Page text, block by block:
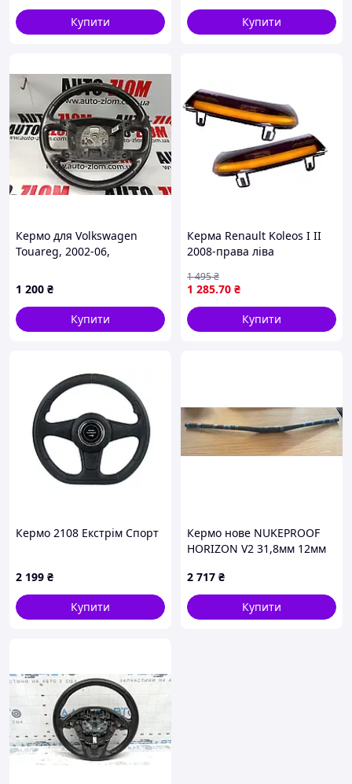
Купити Купити
Кермо для Volkswagen
Touareg, 2002-06,
1 200 ₴
Купити
Керма Renault Koleos I II
2008-права ліва
1 285.70 ₴
1 495₴
Купити
Кермо 2108 Екстрім Спорт
2 199 ₴
Купити
Кермо нове NUKEPROOF
HORIZON V2 31,8мм 12мм
2 717 ₴
Купити